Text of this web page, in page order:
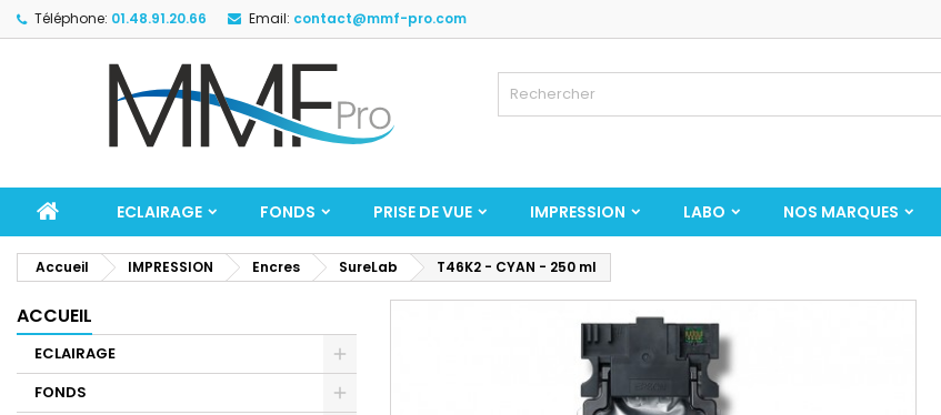
Téléphone: 01.48.91.20.66 Email: contact@mmf-pro.com
ECLAIRAGE FONDS PRISE DE VUE IMPRESSION LABO NOS MARQUES
Accueil IMPRESSION Encres SureLab T46K2 - CYAN - 250 ml
ACCUEIL
ECLAIRAGE
FONDS